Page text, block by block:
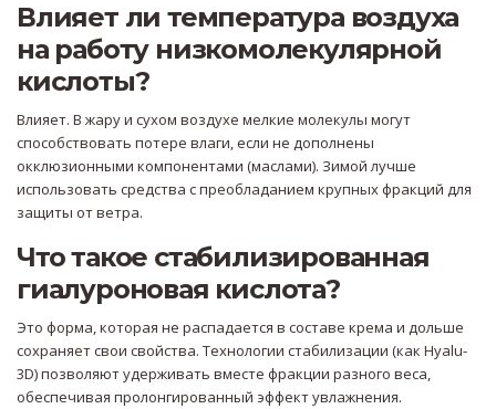
Влияет ли температура воздуха
на работу низкомолекулярной
кислоты?
Влияет. В жару и сухом воздухе мелкие молекулы могут
способствовать потере влаги, если не дополнены
окклюзионными компонентами (маслами). Зимой лучше
использовать средства с преобладанием крупных фракций для
защиты от ветра.
Что такое стабилизированная
гиалуроновая кислота?
Это форма, которая не распадается в составе крема и дольше
сохраняет свои свойства. Технологии стабилизации (как Hyalu-
3D) позволяют удерживать вместе фракции разного веса,
обеспечивая пролонгированный эффект увлажнения.